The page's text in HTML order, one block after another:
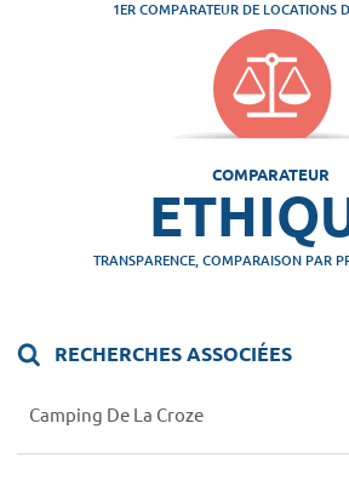
1ER COMPARATEUR DE LOCATIONS
COMPARATEUR
TRANSPARENCE, COMPARAISON PAR
RECHERCHES ASSOCIÉES
Camping De La Croze